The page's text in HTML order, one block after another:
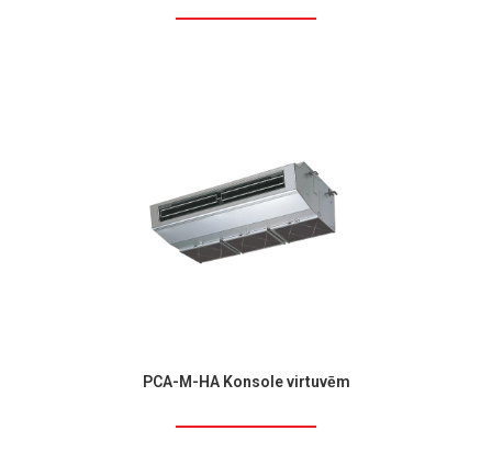
PCA-M-HA Konsole virtuvēm